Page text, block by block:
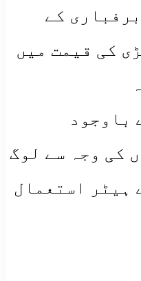
کے
کی قیمت میں
باوجود
کی وجہ سے لوگ
ہیٹر استعمال